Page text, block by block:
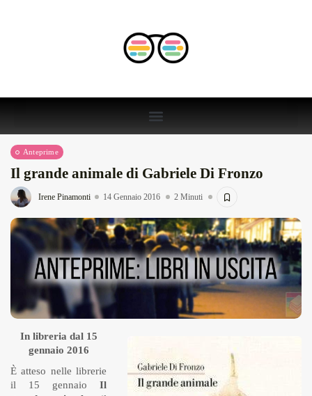
Anteprime
Il grande animale di Gabriele Di Fronzo
Irene Pinamonti 14 Gennaio 2016 2 Minuti
In libreria dal 15
gennaio 2016
È atteso nelle librerie
il 15 gennaio Il